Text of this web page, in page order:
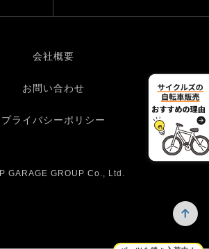
会社概要
お問い合わせ
プライバシーポリシー
GARAGE GROUP Co., Ltd.